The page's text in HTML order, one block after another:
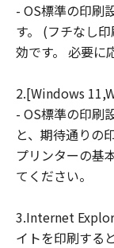
一切の
ユーザ
府より
たは間
- OS標準の印刷
す。 (フチなし
効です。 必要に
2.[Windows
- OS標準の印刷
と、期待通りの
プリンターの基
てください。
3.Internet
イトを印刷する